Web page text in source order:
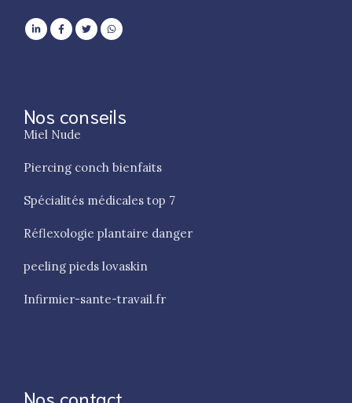
Nos conseils
Miel Nude
Piercing conch bienfaits
Spécialités médicales top 7
Réflexologie plantaire danger
peeling pieds lovaskin
Infirmier-sante-travail.fr
Nos contact